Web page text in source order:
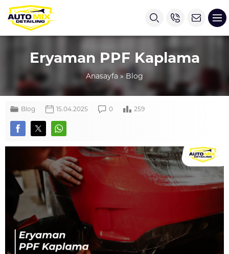
Eryaman PPF Kaplama
Anasayfa » Blog
Blog 15.04.2025 0 259